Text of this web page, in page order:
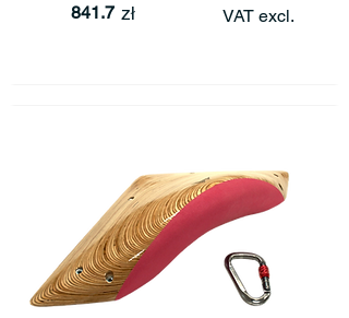
841.7 zł VAT excl.